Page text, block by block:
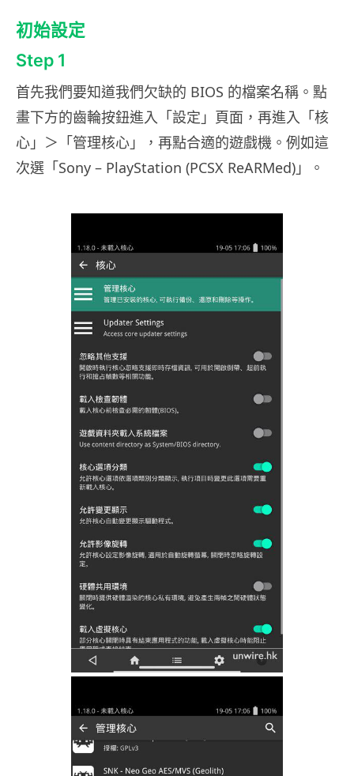
初始設定
Step 1
首先我們要知道我們欠缺的 BIOS 的檔案名稱。點
畫下方的齒輪按鈕進入「設定」頁面，再進入「核
心」＞「管理核心」，再點合適的遊戲機。例如這
次選「Sony – PlayStation (PCSX ReARMed)」。